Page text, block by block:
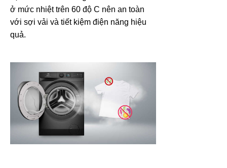
ở mức nhiệt trên 60 độ C nên an toàn
với sợi vải và tiết kiệm điện năng hiệu
quả.